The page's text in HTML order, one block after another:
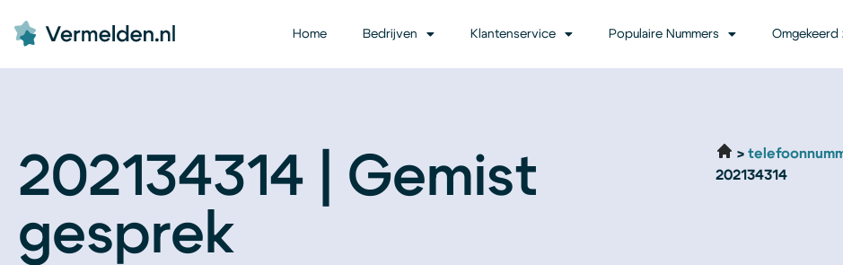
Home Bedrijven Klantenservice Populaire Nummers Omgekeerd
202134314 | Gemist
gesprek
202134314